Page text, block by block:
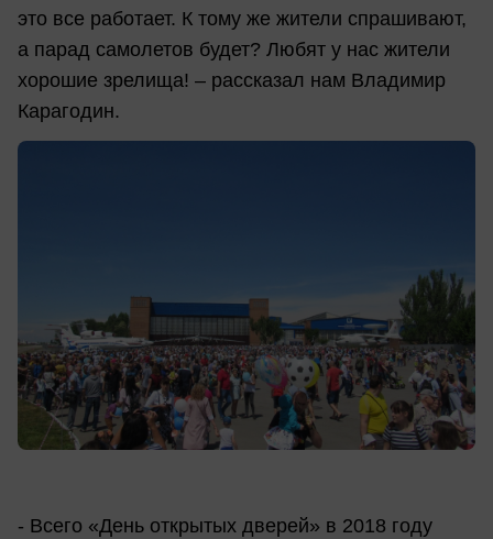
это все работает. К тому же жители спрашивают,
а парад самолетов будет? Любят у нас жители
хорошие зрелища! – рассказал нам Владимир
Карагодин.
- Всего «День открытых дверей» в 2018 году